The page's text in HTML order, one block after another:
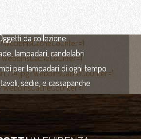
da collezione
ILLUMINAZIONE
lampadari, candelabri
PER LAMPADARI
per lampadari di ogni tempo
MOBILI ANTICHI
sedie, e cassapanche